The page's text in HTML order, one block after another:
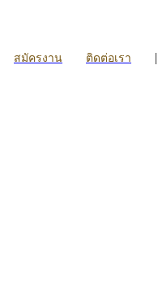
สมัครงาน ติดต่อเรา |